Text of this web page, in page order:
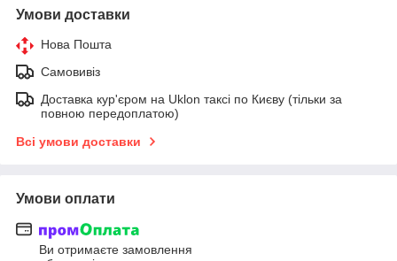
Умови доставки
Нова Пошта
Самовивіз
Доставка кур'єром на Uklon таксі по Києву (тільки за
повною передоплатою)
Всі умови доставки
Умови оплати
Ви отримаєте замовлення